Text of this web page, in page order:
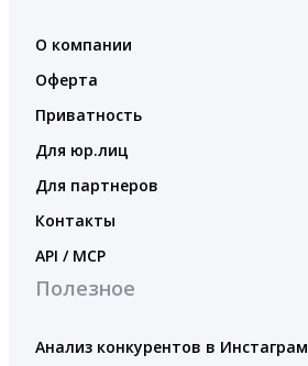
О компании
Оферта
Приватность
Для юр.лиц
Для партнеров
Контакты
API / MCP
Полезное
Анализ конкурентов в Инстаграм